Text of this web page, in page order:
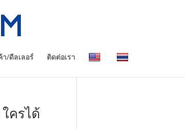
า/ดีลเลอร์ ติดต่อเรา
ครได้